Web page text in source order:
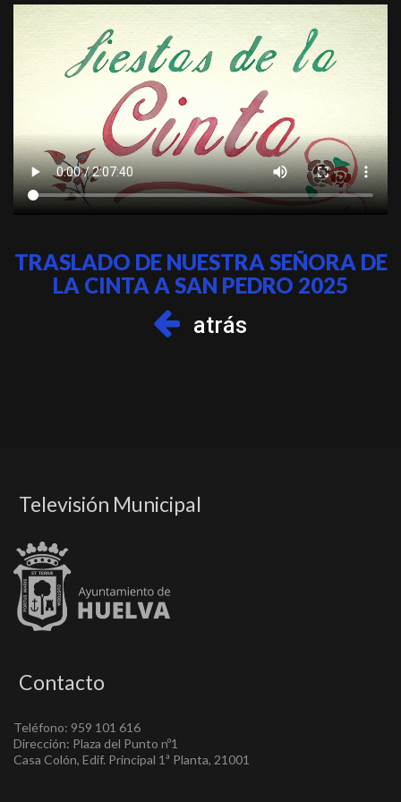
TRASLADO DE NUESTRA SEÑORA DE
LA CINTA A SAN PEDRO 2025
atrás
Televisión Municipal
Contacto
Teléfono: 959 101 616
Dirección: Plaza del Punto nº1
Casa Colón, Edif. Principal 1ª Planta, 21001